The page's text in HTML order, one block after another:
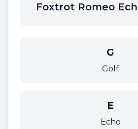
Foxtrot Romeo
G
Golf
E
Echo